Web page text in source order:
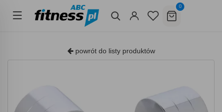
0
powrót do listy produktów